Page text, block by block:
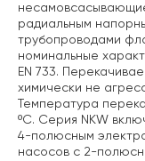
радиальным
трубопроводами
номинальные
EN 733.
химически не
Температура
ºС. Серия NKW
4-полюсным
насосов с 2-